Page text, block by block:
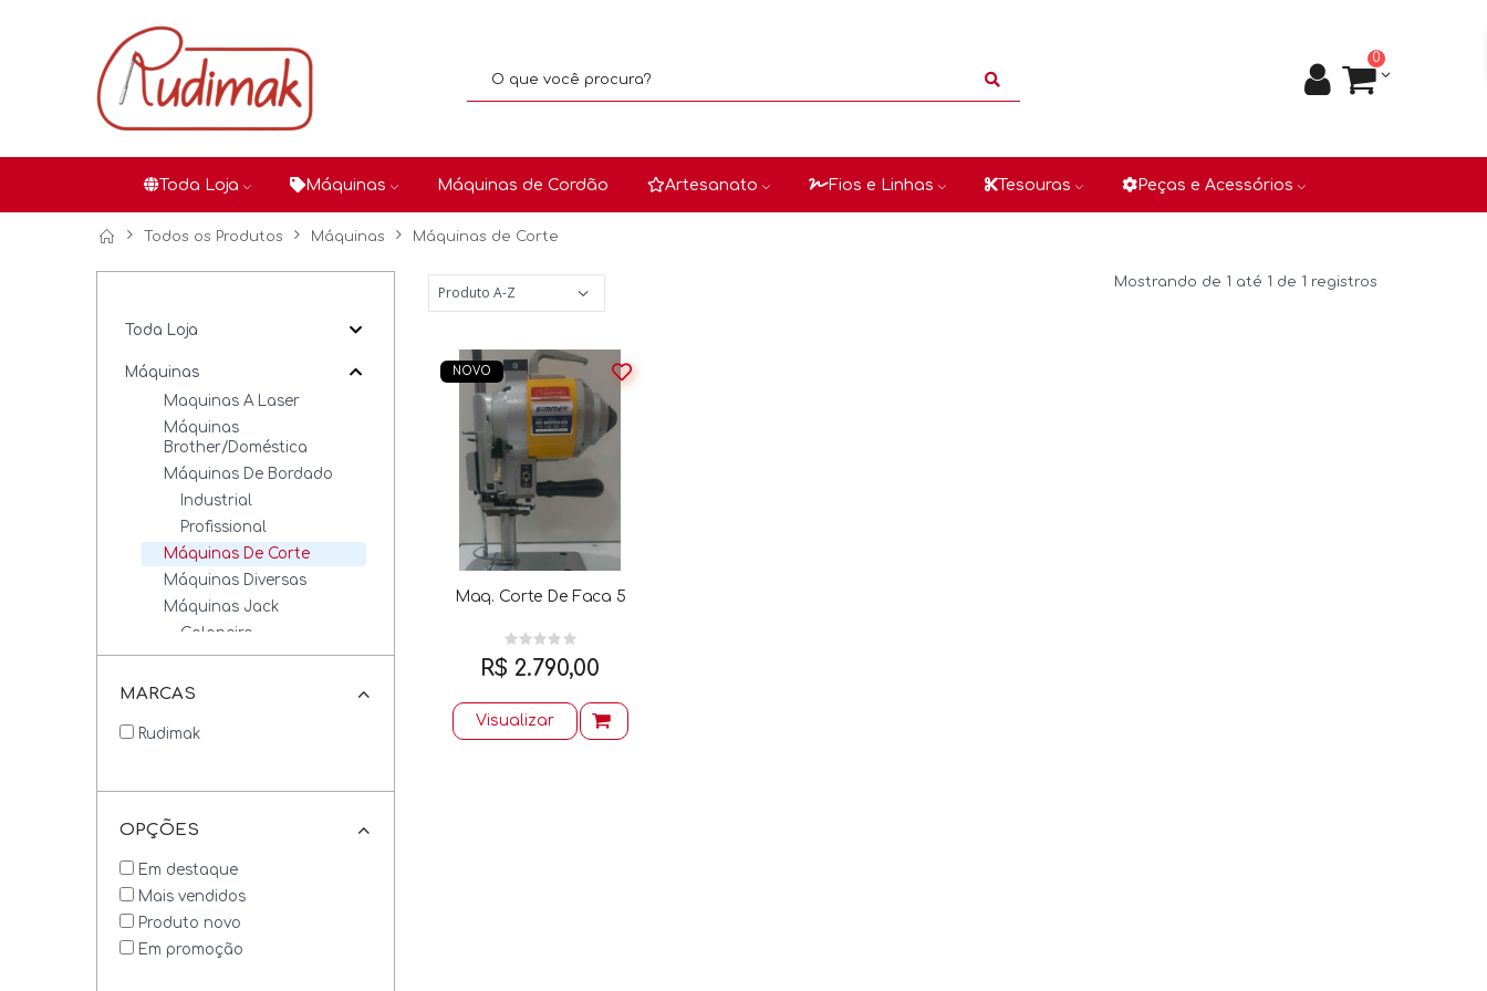
0
Toda Loja Máquinas Máquinas de Cordão Artesanato Fios e Linhas Tesouras Peças e Acessórios
Todos os Produtos Máquinas Máquinas de Corte
Mostrando de 1 até 1 de 1 registros
NOVO
Maq. Corte De Faca 5
R$ 2.790,00
Visualizar
Toda Loja
Máquinas
Maquinas A Laser
Máquinas
Brother/Doméstica
Máquinas De Bordado
Industrial
Profissional
Máquinas De Corte
Máquinas Diversas
Máquinas Jack
Galoneira
Overlock / Interlock
Retas
Máquinas Zoje
Overlock / Interlock
Retas
Máquinas De Cordão
Artesanato
Fios E Linhas
MARCAS
Rudimak
OPÇÕES
Em destaque
Mais vendidos
Produto novo
Em promoção